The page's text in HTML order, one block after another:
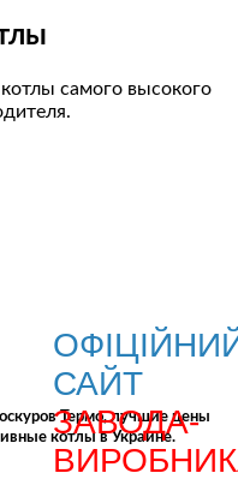
САЙТ
ЗАВОДА-
самого высокого
Термо, лучшие цены
котлы в Украине.